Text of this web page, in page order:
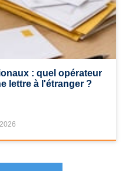
: quel opérateur
lettre à l'étranger ?